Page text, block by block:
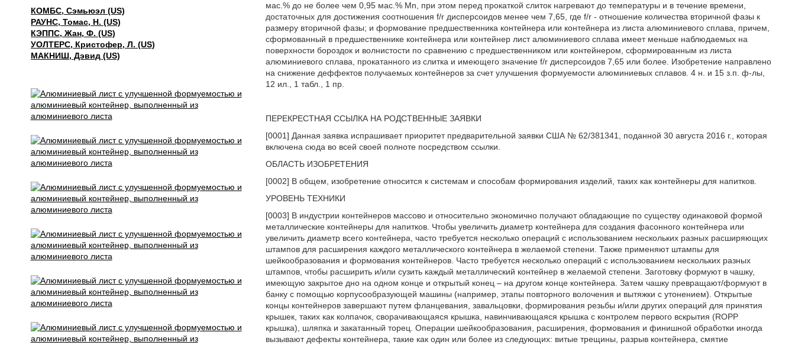
КОМБС, Сэмьюэл (US)
РАУНС, Томас, Н. (US)
КЭППС, Жан, Ф. (US)
УОЛТЕРС, Кристофер, Л. (US)
МАКНИШ, Дэвид (US)
мас.% до не более чем 0,95 мас.% Mn, при этом перед прокаткой слиток нагревают до температуры и в течение времени,
достаточных для достижения соотношения f/r дисперсоидов менее чем 7,65, где f/r - отношение количества вторичной фазы к
размеру вторичной фазы; и формование предшественника контейнера или контейнера из листа алюминиевого сплава, причем,
сформованный в предшественнике контейнера или контейнер лист алюминиевого сплава имеет меньше наблюдаемых на
поверхности бороздок и волнистости по сравнению с предшественником или контейнером, сформированным из листа
алюминиевого сплава, прокатанного из слитка и имеющего значение f/r дисперсоидов 7,65 или более. Изобретение направлено
на снижение деффектов получаемых контейнеров за счет улучшения формуемости алюминиевых сплавов. 4 н. и 15 з.п. ф-лы,
12 ил., 1 табл., 1 пр.
ПЕРЕКРЕСТНАЯ ССЫЛКА НА РОДСТВЕННЫЕ ЗАЯВКИ
[0001] Данная заявка испрашивает приоритет предварительной заявки США № 62/381341, поданной 30 августа 2016 г., которая
включена сюда во всей своей полноте посредством ссылки.
ОБЛАСТЬ ИЗОБРЕТЕНИЯ
[0002] В общем, изобретение относится к системам и способам формирования изделий, таких как контейнеры для напитков.
УРОВЕНЬ ТЕХНИКИ
[0003] В индустрии контейнеров массово и относительно экономично получают обладающие по существу одинаковой формой
металлические контейнеры для напитков. Чтобы увеличить диаметр контейнера для создания фасонного контейнера или
увеличить диаметр всего контейнера, часто требуется несколько операций с использованием нескольких разных расширяющих
штампов для расширения каждого металлического контейнера в желаемой степени. Также применяют штампы для
шейкообразования и формования контейнеров. Часто требуется несколько операций с использованием нескольких разных
штампов, чтобы расширить и/или сузить каждый металлический контейнер в желаемой степени. Заготовку формуют в чашку,
имеющую закрытое дно на одном конце и открытый конец – на другом конце контейнера. Затем чашку превращают/формуют в
банку с помощью корпусообразующей машины (например, этапы повторного волочения и вытяжки с утонением). Открытые
концы контейнеров завершают путем фланцевания, завальцовки, формирования резьбы и/или других операций для принятия
крышек, таких как колпачок, сворачивающаяся крышка, навинчивающаяся крышка с контролем первого вскрытия (RОРР
крышка), шляпка и закатанный торец. Операции шейкообразования, расширения, формования и финишной обработки иногда
вызывают дефекты контейнера, такие как один или более из следующих: витые трещины, разрыв контейнера, смятие